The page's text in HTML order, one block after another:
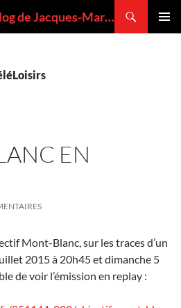
VOLCANMANIA : le blog de Jacques-Marie BARDINTZEFF, volcanologue
EN
Mont-Blanc, sur les traces d’un
2015 à 20h45 et dimanche 5
de voir l’émission en replay :